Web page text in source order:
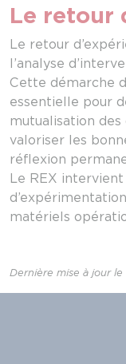
Le retour
Le retour
l’analyse
Cette démarche
essentielle pour
mutualisation
valoriser les
réflexion
Le REX
matériels
Dernière mise à jour